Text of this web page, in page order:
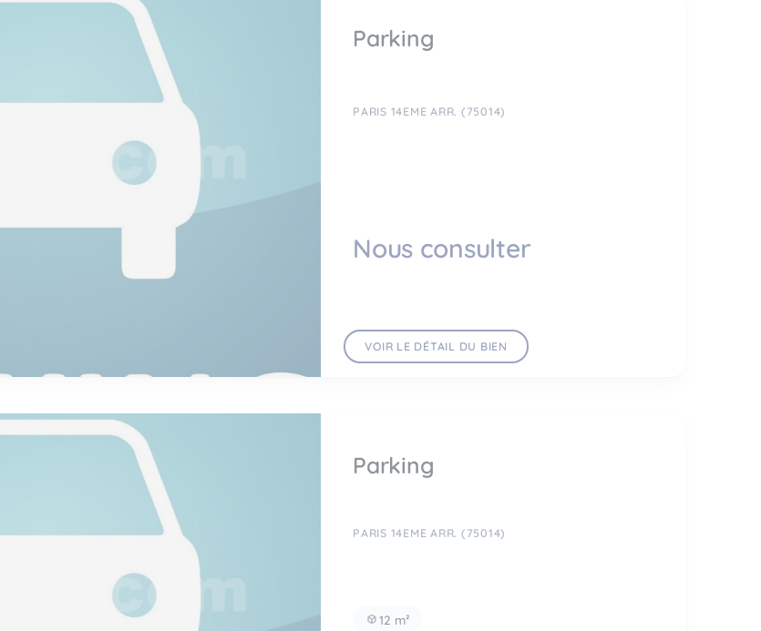
Parking
PARIS 14EME ARR. (75014)
Nous consulter
VOIR LE DÉTAIL DU BIEN
Parking
PARIS 14EME ARR. (75014)
12 m²